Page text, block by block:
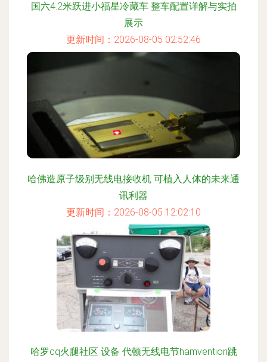
国六4.2米跃进小福星冷藏车 整车配置详解与实拍
展示
更新时间：2026-08-05 02:52:46
哈佛造原子级别无线电接收机 可植入人体的未来通
讯利器
更新时间：2026-08-05 12:02:10
哈罗cq火腿社区 设备 代顿无线电节hamvention跳